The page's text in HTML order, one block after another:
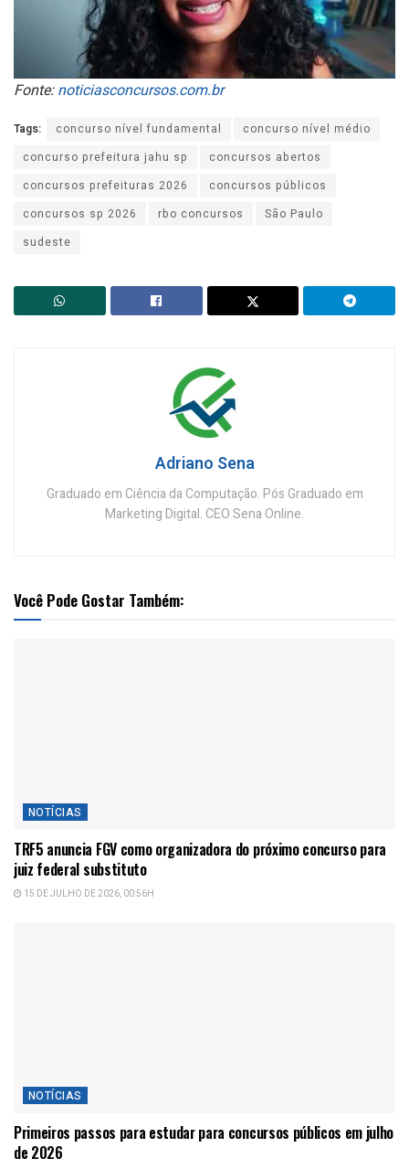
Fonte: noticiasconcursos.com.br
Tags: concurso nível fundamental
concurso nível médio
concurso prefeitura jahu sp
concursos abertos
concursos prefeituras 2026
concursos públicos
concursos sp 2026
rbo concursos
São Paulo
sudeste
Adriano Sena
Graduado em Ciência da Computação. Pós Graduado em
Marketing Digital. CEO Sena Online.
Você Pode Gostar Também:
NOTÍCIAS
TRF5 anuncia FGV como organizadora do próximo concurso para
juiz federal substituto
15 DE JULHO DE 2026, 00:56H
NOTÍCIAS
Primeiros passos para estudar para concursos públicos em julho
de 2026